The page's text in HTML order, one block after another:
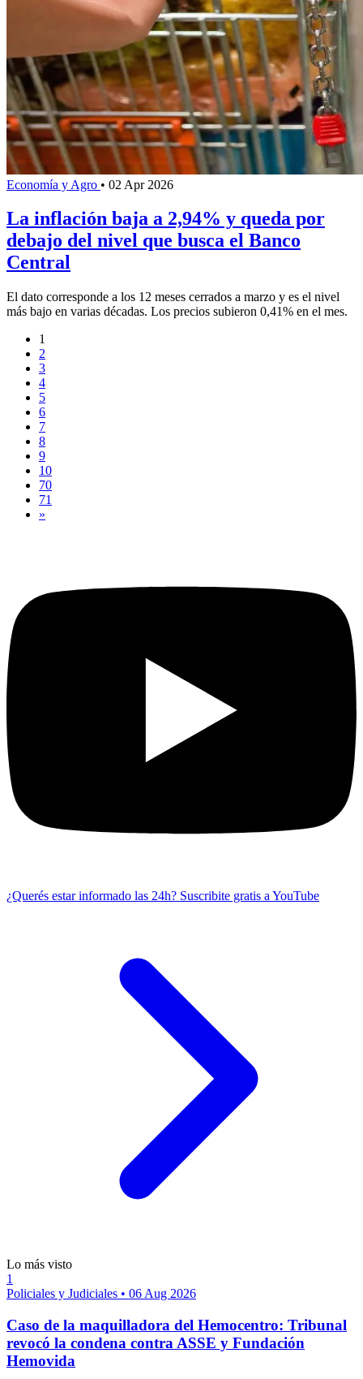
Economía y Agro • 02 Apr 2026
La inflación baja a 2,94% y queda por
debajo del nivel que busca el Banco
Central
El dato corresponde a los 12 meses cerrados a marzo y es el nivel
más bajo en varias décadas. Los precios subieron 0,41% en el mes.
1
2
3
4
5
6
7
8
9
10
70
71
»
¿Querés estar informado las 24h? Suscribite gratis a YouTube
Lo más visto
1
Policiales y Judiciales • 06 Aug 2026
Caso de la maquilladora del Hemocentro: Tribunal
revocó la condena contra ASSE y Fundación
Hemovida